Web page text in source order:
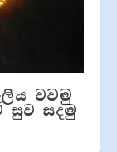
වවමු
සුව සදමු